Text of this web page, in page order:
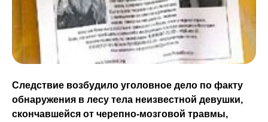
Следствие возбудило уголовное дело по факту
обнаружения в лесу тела неизвестной девушки,
скончавшейся от черепно-мозговой травмы,